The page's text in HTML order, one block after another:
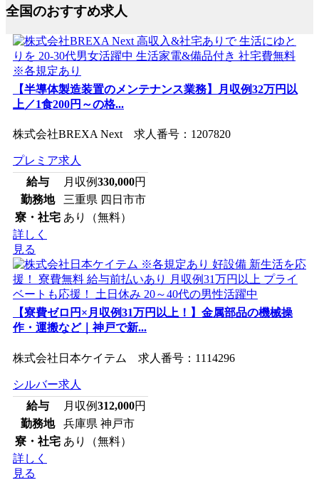
全国のおすすめ求人
【半導体製造装置のメンテナンス業務】月収例32万円以
上／1食200円～の格...
株式会社BREXA Next 求人番号：1207820
プレミア求人
給与
月収例330,000円
勤務地
三重県 四日市市
寮・社宅 あり（無料）
詳しく
見る
【寮費ゼロ円×月収例31万円以上！】金属部品の機械操
作・運搬など｜神戸で新...
株式会社日本ケイテム 求人番号：1114296
シルバー求人
給与
月収例312,000円
勤務地
兵庫県 神戸市
寮・社宅 あり（無料）
詳しく
見る